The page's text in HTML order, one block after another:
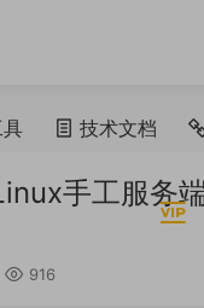
技术文档
手工服务
916